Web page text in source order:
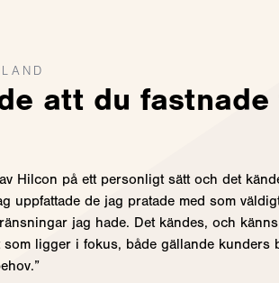
att du fastnade
Hilcon på ett personligt sätt och det
uppfattade de jag pratade med som
jag hade. Det kändes, och
ligger i fokus, både gällande kunders